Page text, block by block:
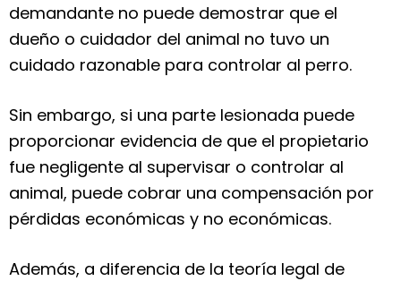
demandante no puede demostrar que el
dueño o cuidador del animal no tuvo un
cuidado razonable para controlar al perro.
Sin embargo, si una parte lesionada puede
proporcionar evidencia de que el propietario
fue negligente al supervisar o controlar al
animal, puede cobrar una compensación por
pérdidas económicas y no económicas.
Además, a diferencia de la teoría legal de